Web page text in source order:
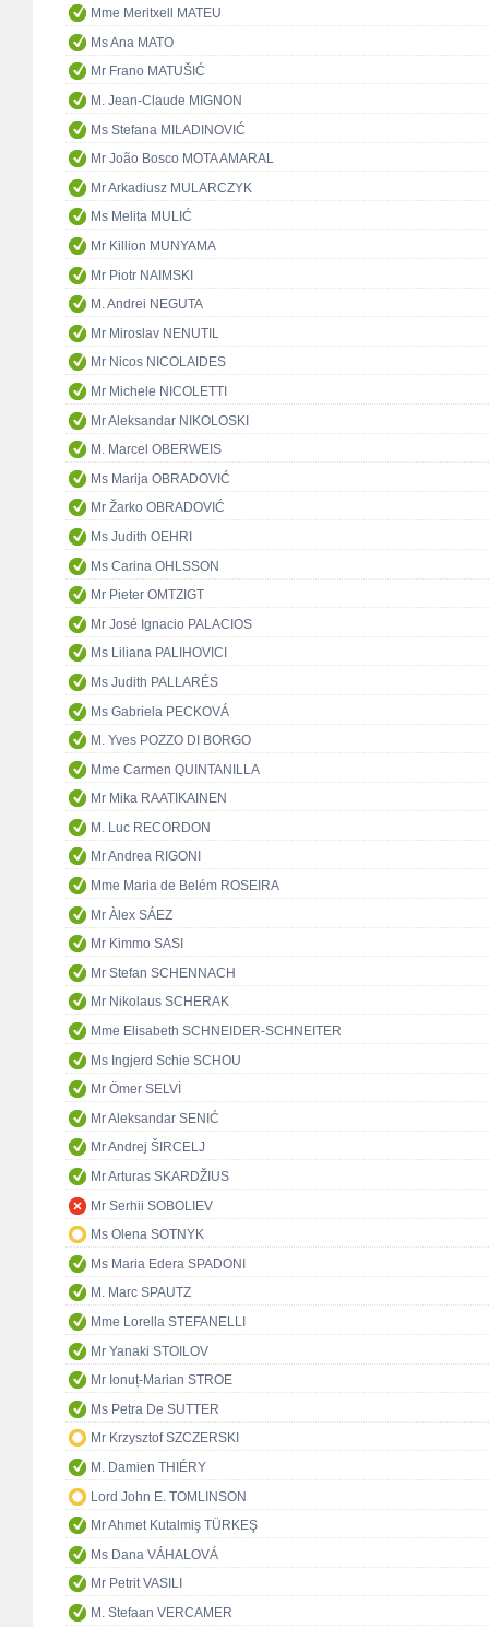
Mme Meritxell MATEU
Ms Ana MATO
Mr Frano MATUŠIĆ
M. Jean-Claude MIGNON
Ms Stefana MILADINOVIĆ
Mr João Bosco MOTA AMARAL
Mr Arkadiusz MULARCZYK
Ms Melita MULIĆ
Mr Killion MUNYAMA
Mr Piotr NAIMSKI
M. Andrei NEGUTA
Mr Miroslav NENUTIL
Mr Nicos NICOLAIDES
Mr Michele NICOLETTI
Mr Aleksandar NIKOLOSKI
M. Marcel OBERWEIS
Ms Marija OBRADOVIĆ
Mr Žarko OBRADOVIĆ
Ms Judith OEHRI
Ms Carina OHLSSON
Mr Pieter OMTZIGT
Mr José Ignacio PALACIOS
Ms Liliana PALIHOVICI
Ms Judith PALLARÉS
Ms Gabriela PECKOVÁ
M. Yves POZZO DI BORGO
Mme Carmen QUINTANILLA
Mr Mika RAATIKAINEN
M. Luc RECORDON
Mr Andrea RIGONI
Mme Maria de Belém ROSEIRA
Mr Àlex SÁEZ
Mr Kimmo SASI
Mr Stefan SCHENNACH
Mr Nikolaus SCHERAK
Mme Elisabeth SCHNEIDER-SCHNEITER
Ms Ingjerd Schie SCHOU
Mr Ömer SELVİ
Mr Aleksandar SENIĆ
Mr Andrej ŠIRCELJ
Mr Arturas SKARDŽIUS
Mr Serhii SOBOLIEV
Ms Olena SOTNYK
Ms Maria Edera SPADONI
M. Marc SPAUTZ
Mme Lorella STEFANELLI
Mr Yanaki STOILOV
Mr Ionuț-Marian STROE
Ms Petra De SUTTER
Mr Krzysztof SZCZERSKI
M. Damien THIÉRY
Lord John E. TOMLINSON
Mr Ahmet Kutalmiş TÜRKEŞ
Ms Dana VÁHALOVÁ
Mr Petrit VASILI
M. Stefaan VERCAMER